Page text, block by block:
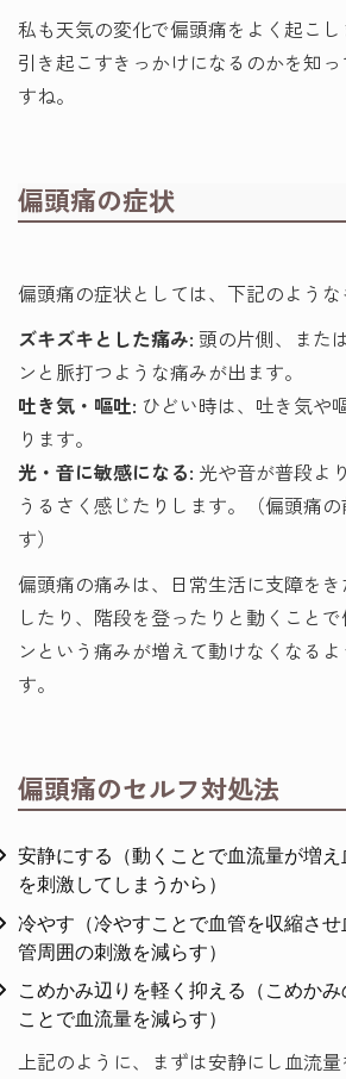
私も天気の変化で偏頭痛をよく起こ
引き起こすきっかけになるのかを知
すね。
偏頭痛の症状
偏頭痛の症状としては、下記のような
ズキズキとした痛み: 頭の片側、また
ンと脈打つような痛みが出ます。
吐き気・嘔吐: ひどい時は、吐き気や
ります。
光・音に敏感になる: 光や音が普段よ
うるさく感じたりします。（偏頭痛
す）
偏頭痛の痛みは、日常生活に支障を
したり、階段を登ったりと動くこと
ンという痛みが増えて動けなくなる
す。
偏頭痛のセルフ対処法
安静にする（動くことで血流量が増
を刺激してしまうから）
冷やす（冷やすことで血管を収縮さ
管周囲の刺激を減らす）
こめかみ辺りを軽く抑える（こめか
ことで血流量を減らす）
上記のように、まずは安静にし血流